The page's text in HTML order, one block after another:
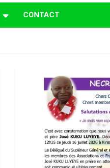
CONTACT